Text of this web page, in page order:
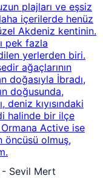
plajları ve eşsiz
içerilerde henüz
Akdeniz kentinin.
pek fazla
yerlerden biri.
ağaçlarının
doğasıyla İbradı,
doğusunda,
kıyısındaki
halinde bir ilçe
Ormana Active ise
öncüsü olmuş,